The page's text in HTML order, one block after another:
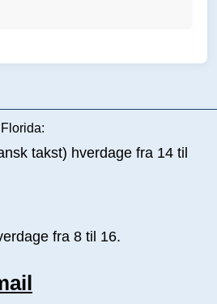
takst) hverdage fra 14 til
fra 8 til 16.